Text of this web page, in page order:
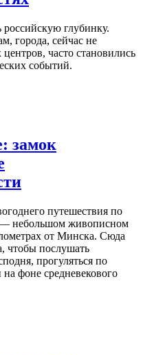
российскую глубинку.
города, сейчас не
часто становились
событий.
замок
путешествия по
небольшом живописном
от Минска. Сюда
чтобы послушать
прогуляться по
на фоне средневекового